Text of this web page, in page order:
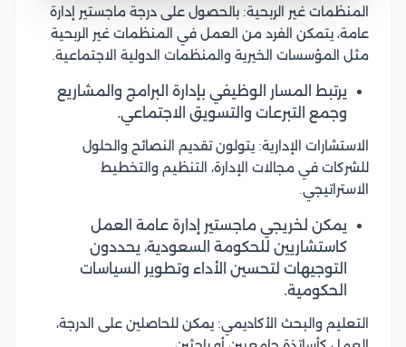
المنظمات غير الربحية: بالحصول على درجة ماجستير إدارة
عامة، يتمكن الفرد من العمل في المنظمات غير الربحية
مثل المؤسسات الخيرية والمنظمات الدولية الاجتماعية.
يرتبط المسار الوظيفي بإدارة البرامج والمشاريع
وجمع التبرعات والتسويق الاجتماعي.
الاستشارات الإدارية: يتولون تقديم النصائح والحلول
للشركات في مجالات الإدارة، التنظيم والتخطيط
الاستراتيجي.
يمكن لخريجي ماجستير إدارة عامة العمل
كاستشاريين للحكومة السعودية، يحددون
التوجيهات لتحسين الأداء وتطوير السياسات
الحكومية.
التعليم والبحث الأكاديمي: يمكن للحاصلين على الدرجة،